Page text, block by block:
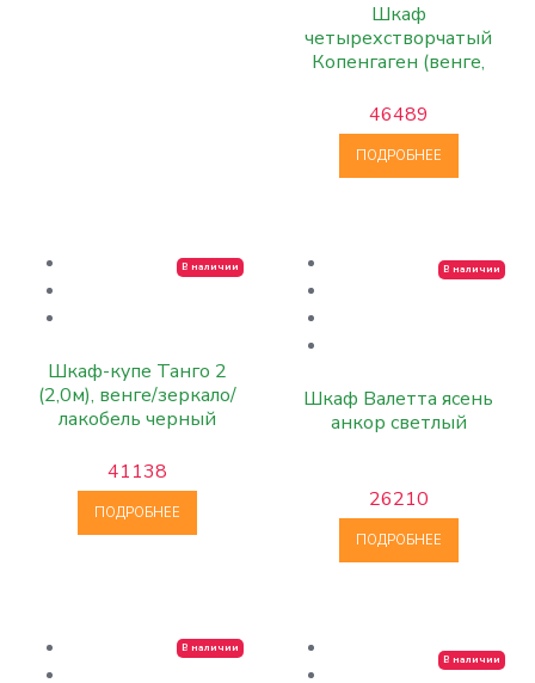
Шкаф
четырехстворчатый
Копенгаген (венге,
46489
ПОДРОБНЕЕ
В наличии
Шкаф-купе Танго 2
(2,0м), венге/зеркало/
лакобель черный
41138
ПОДРОБНЕЕ
В наличии
Шкаф Валетта ясень
анкор светлый
26210
ПОДРОБНЕЕ
В наличии
В наличии